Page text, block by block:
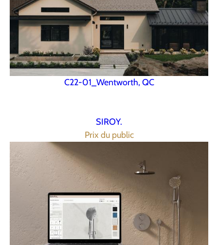
C22-01_Wentworth, QC
SIROY.
Prix du public